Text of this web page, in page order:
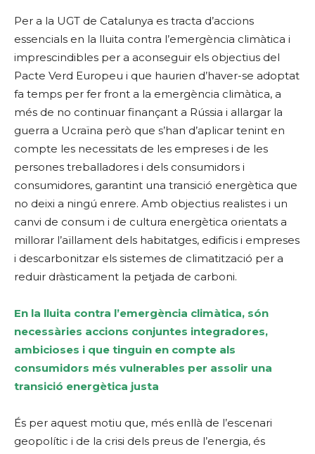
Per a la UGT de Catalunya es tracta d’accions
essencials en la lluita contra l’emergència climàtica i
imprescindibles per a aconseguir els objectius del
Pacte Verd Europeu i que haurien d’haver-se adoptat
fa temps per fer front a la emergència climàtica, a
més de no continuar finançant a Rússia i allargar la
guerra a Ucraïna però que s’han d’aplicar tenint en
compte les necessitats de les empreses i de les
persones treballadores i dels consumidors i
consumidores, garantint una transició energètica que
no deixi a ningú enrere. Amb objectius realistes i un
canvi de consum i de cultura energètica orientats a
millorar l’aïllament dels habitatges, edificis i empreses
i descarbonitzar els sistemes de climatització per a
reduir dràsticament la petjada de carboni.
En la lluita contra l’emergència climàtica, són
necessàries accions conjuntes integradores,
ambicioses i que tinguin en compte als
consumidors més vulnerables per assolir una
transició energètica justa
És per aquest motiu que, més enllà de l’escenari
geopolític i de la crisi dels preus de l’energia, és